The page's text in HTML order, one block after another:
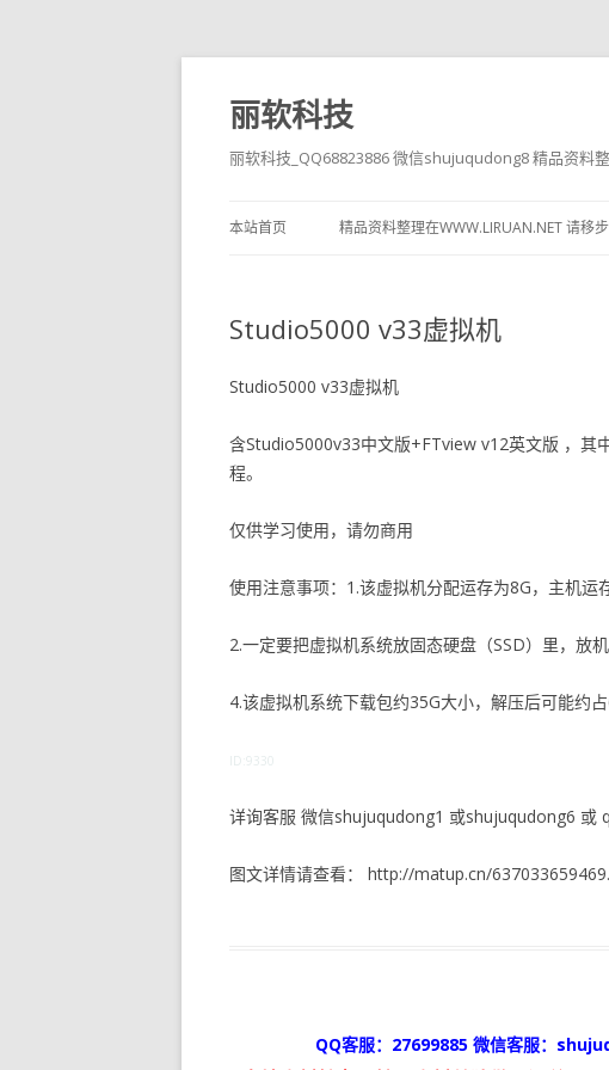
丽软科技
丽软科技_QQ68823886 微信shujuqudong8 精品资料
本站首页 精品资料整理在WWW.LIRUAN.NET 请移
Studio5000 v33虚拟机
Studio5000 v33虚拟机
含Studio5000v33中文版+FTview v12英文版 ，其
程。
仅供学习使用，请勿商用
使用注意事项：1.该虚拟机分配运存为8G，主机运
2.一定要把虚拟机系统放固态硬盘（SSD）里，放
4.该虚拟机系统下载包约35G大小，解压后可能约占
ID:9330
详询客服 微信shujuqudong1 或shujuqudong6 或
图文详情请查看： http://matup.cn/
QQ客服：27699885 微信客服：